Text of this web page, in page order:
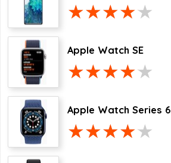
Apple Watch SE
Apple Watch Series 6